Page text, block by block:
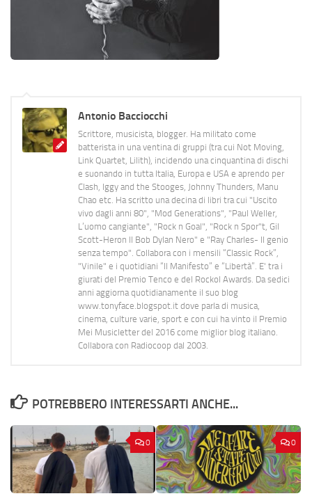
Antonio Bacciocchi
Scrittore, musicista, blogger. Ha militato come
batterista in una ventina di gruppi (tra cui Not Moving,
Link Quartet, Lilith), incidendo una cinquantina di dischi
e suonando in tutta Italia, Europa e USA e aprendo per
Clash, Iggy and the Stooges, Johnny Thunders, Manu
Chao etc. Ha scritto una decina di libri tra cui "Uscito
vivo dagli anni 80", "Mod Generations", "Paul Weller,
L’uomo cangiante", "Rock n Goal", "Rock n Spor"t, Gil
Scott-Heron Il Bob Dylan Nero" e "Ray Charles- Il genio
senza tempo". Collabora con i mensili “Classic Rock”,
"Vinile" e i quotidiani “Il Manifesto” e “Libertà”. E' tra i
giurati del Premio Tenco e del Rockol Awards. Da sedici
anni aggiorna quotidianamente il suo blog
www.tonyface.blogspot.it dove parla di musica,
cinema, culture varie, sport e con cui ha vinto il Premio
Mei Musicletter del 2016 come miglior blog italiano.
Collabora con Radiocoop dal 2003.
POTREBBERO INTERESSARTI ANCHE...
0 0